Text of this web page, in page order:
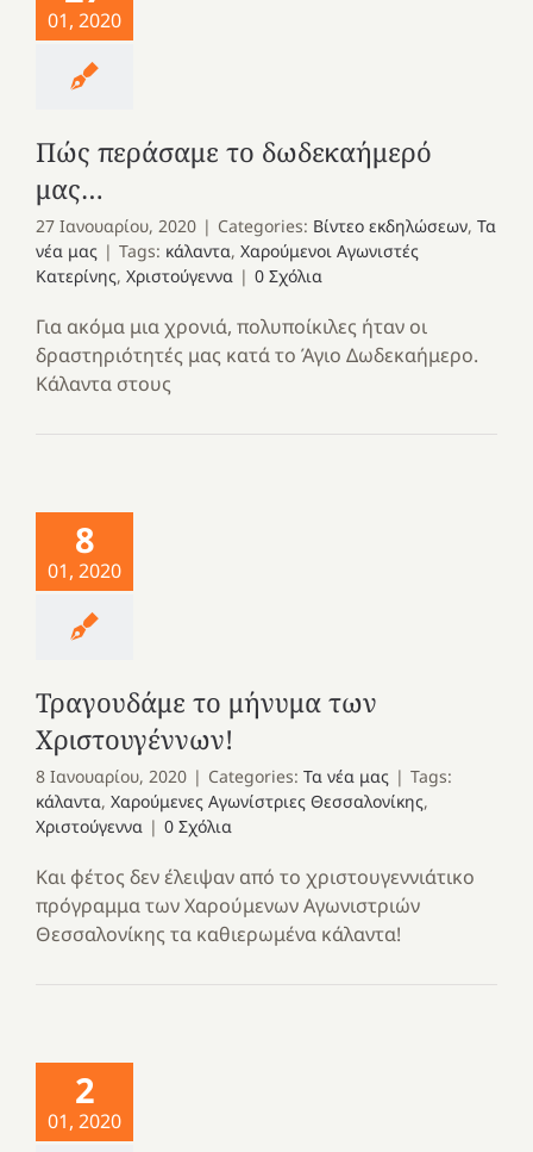
01, 2020
Πώς περάσαμε το δωδεκαήμερό
μας…
27 Ιανουαρίου, 2020 | Categories: Βίντεο εκδηλώσεων, Τα
νέα μας | Tags: κάλαντα, Χαρούμενοι Αγωνιστές
Κατερίνης, Χριστούγεννα | 0 Σχόλια
Για ακόμα μια χρονιά, πολυποίκιλες ήταν οι
δραστηριότητές μας κατά το Άγιο Δωδεκαήμερο.
Κάλαντα στους
8
01, 2020
Τραγουδάμε το μήνυμα των
Χριστουγέννων!
8 Ιανουαρίου, 2020 | Categories: Τα νέα μας | Tags:
κάλαντα, Χαρούμενες Αγωνίστριες Θεσσαλονίκης,
Χριστούγεννα | 0 Σχόλια
Και φέτος δεν έλειψαν από το χριστουγεννιάτικο
πρόγραμμα των Χαρούμενων Αγωνιστριών
Θεσσαλονίκης τα καθιερωμένα κάλαντα!
2
01, 2020